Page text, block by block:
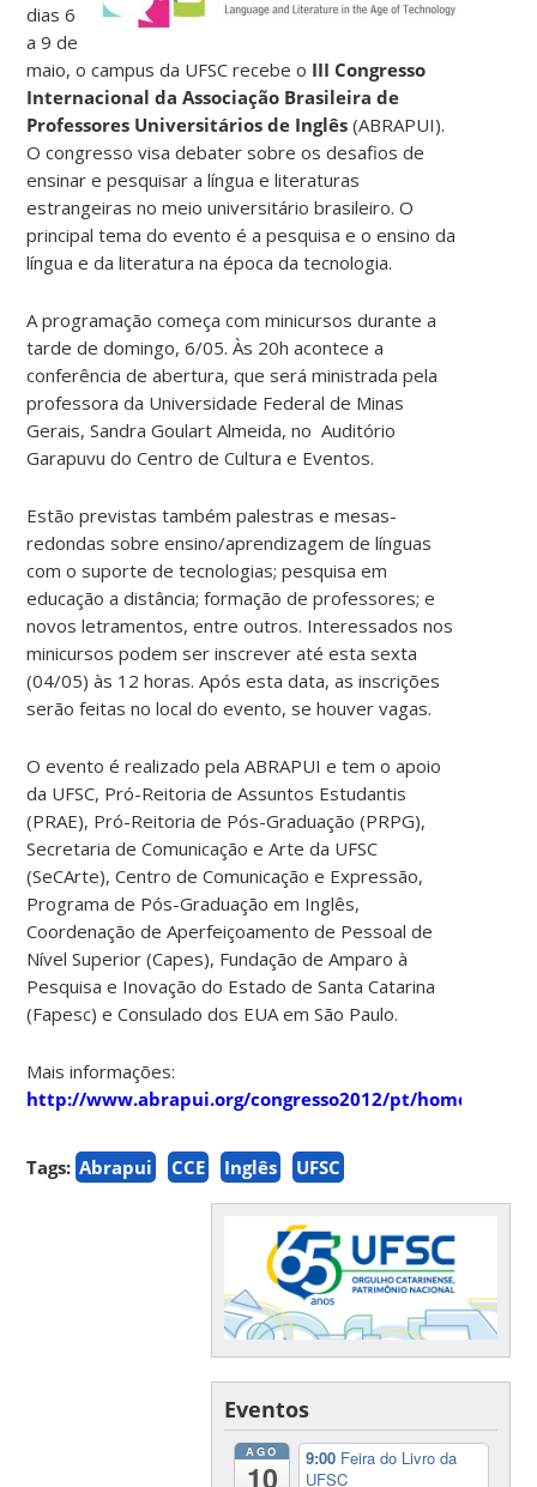
dias 6
a 9 de
maio, o campus da UFSC recebe o III Congresso
Internacional da Associação Brasileira de
Professores Universitários de Inglês (ABRAPUI).
O congresso visa debater sobre os desafios de
ensinar e pesquisar a língua e literaturas
estrangeiras no meio universitário brasileiro. O
principal tema do evento é a pesquisa e o ensino da
língua e da literatura na época da tecnologia.
A programação começa com minicursos durante a
tarde de domingo, 6/05. Às 20h acontece a
conferência de abertura, que será ministrada pela
professora da Universidade Federal de Minas
Gerais, Sandra Goulart Almeida, no Auditório
Garapuvu do Centro de Cultura e Eventos.
Estão previstas também palestras e mesas-
redondas sobre ensino/aprendizagem de línguas
com o suporte de tecnologias; pesquisa em
educação a distância; formação de professores; e
novos letramentos, entre outros. Interessados nos
minicursos podem ser inscrever até esta sexta
(04/05) às 12 horas. Após esta data, as inscrições
serão feitas no local do evento, se houver vagas.
O evento é realizado pela ABRAPUI e tem o apoio
da UFSC, Pró-Reitoria de Assuntos Estudantis
(PRAE), Pró-Reitoria de Pós-Graduação (PRPG),
Secretaria de Comunicação e Arte da UFSC
(SeCArte), Centro de Comunicação e Expressão,
Programa de Pós-Graduação em Inglês,
Coordenação de Aperfeiçoamento de Pessoal de
Nível Superior (Capes), Fundação de Amparo à
Pesquisa e Inovação do Estado de Santa Catarina
(Fapesc) e Consulado dos EUA em São Paulo.
Mais informações:
http://www.abrapui.org/congresso2012/pt/home
Tags: Abrapui CCE Inglês UFSC
Eventos
AGO
10
9:00 Feira do Livro da
UFSC